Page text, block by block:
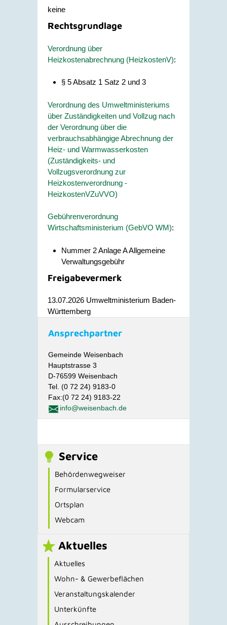
keine
Rechtsgrundlage
Verordnung über
Heizkostenabrechnung (HeizkostenV):
§ 5 Absatz 1 Satz 2 und 3
Verordnung des Umweltministeriums
über Zuständigkeiten und Vollzug nach
der Verordnung über die
verbrauchsabhängige Abrechnung der
Heiz- und Warmwasserkosten
(Zuständigkeits- und
Vollzugsverordnung zur
Heizkostenverordnung -
HeizkostenVZuVVO)
Gebührenverordnung
Wirtschaftsministerium (GebVO WM):
Nummer 2 Anlage A Allgemeine
Verwaltungsgebühr
Freigabevermerk
13.07.2026 Umweltministerium Baden-
Württemberg
Ansprechpartner
Gemeinde Weisenbach
Hauptstrasse 3
D-76599 Weisenbach
Tel. (0 72 24) 9183-0
Fax:(0 72 24) 9183-22
info@weisenbach.de
Service
Behördenwegweiser
Formularservice
Ortsplan
Webcam
Aktuelles
Aktuelles
Wohn- & Gewerbeflächen
Veranstaltungskalender
Unterkünfte